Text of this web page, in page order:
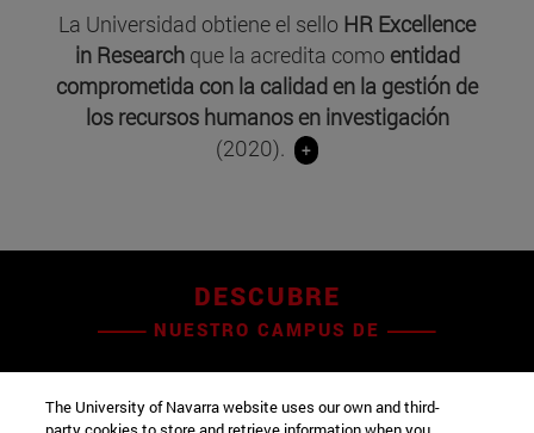
La Universidad obtiene el sello HR Excellence
in Researchque la acredita como entidad
comprometida con la calidad en la gestión de
los recursos humanos en investigación
(2020).
+
DESCUBRE
NUESTRO CAMPUS DE
Pamplona
The University of Navarra website uses our own and third-